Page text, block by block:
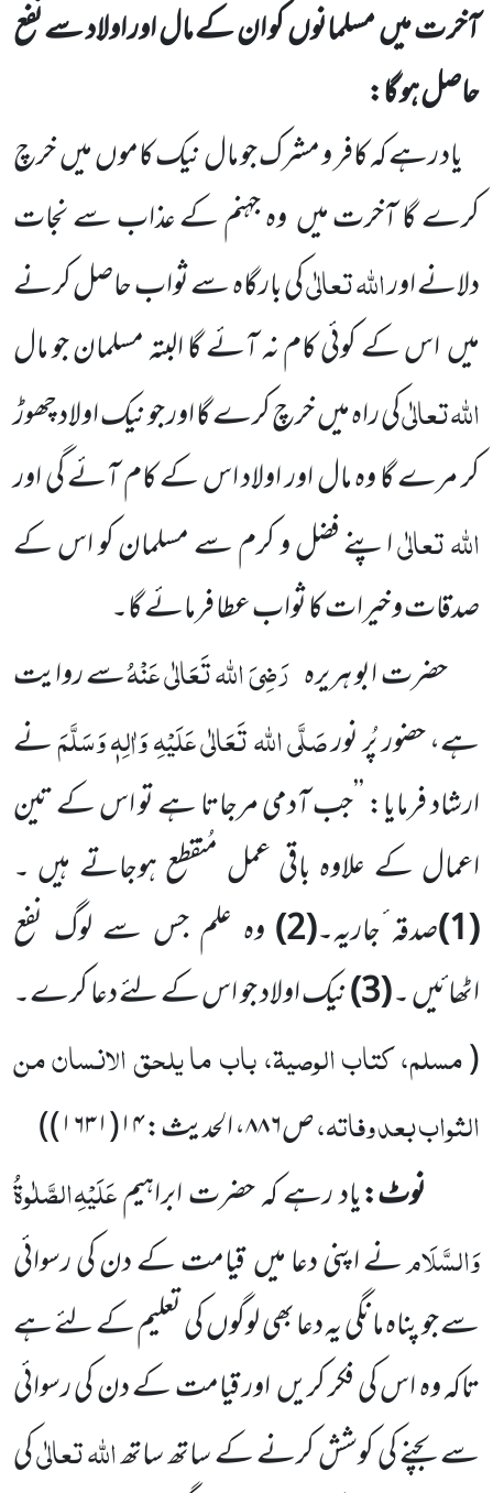
آخر ت میں مسلمانوں کو ان کے مال اور اولاد سے نفع
حاصل ہو گا:
یاد رہے کہ کافر و مشرک جو مال نیک کاموں میں خرچ
کرے گا آخرت میں وہ جہنم کے عذاب سے نجات
دلانے اوراللہ تعالٰیکی بارگاہ سے ثواب حاصل کرنے
میں اس کے کوئی کام نہ آئے گا البتہ مسلمان جو مال
اللہتعالٰیکیراہ میں خرچ کرے گا اور جو نیک اولاد چھوڑ
کر مرے گا وہ مال اور اولاد اس کے کام آئے گی اور
اللہ تعالٰیاپنے فضل و کرم سے مسلمان کو اس کے
صدقات و خیرات کا ثواب عطا فرمائے گا۔
حضرت ابو ہریرہ رَضِیَ اللہ تَعَالٰی عَنْہُسے روایت
ہے، حضور پُر نورصَلَّی اللہ تَعَالٰی عَلَیْہِ وَاٰلِہٖ وَسَلَّمَنے
ارشاد فرمایا: ’’جب آدمی مرجاتا ہے تو اس کے تین
اعمال کے علاوہ باقی عمل مُنقطع ہوجاتے ہیں ۔
(1) صدقہ ٔجاریہ۔(2)
وہ علم جس سے لوگ نفع
اٹھائیں ۔(3) نیک اولاد جو اس کے لئے دعا کرے۔
(مسلم، کتاب الوصیۃ، باب ما یلحق الانسان من
الثواب بعد وفاتہ،ص۸۸۶، الحدیث:۱۴(۱۶۳۱)
)
نوٹ:یاد رہے کہ حضرت ابراہیمعَلَیْہِالصَّلٰوۃُ
وَالسَّلَامنے اپنی دعا میں قیامت کے دن کی رسوائی
سے جو پناہ مانگی یہ دعا بھی لوگوں کی تعلیم کے لئے ہے
تاکہ وہ اس کی فکر کریں اور قیامت کے دن کی رسوائی
سے بچنے کی کوشش کرنے کے ساتھ ساتھاللہ تعالٰیکی